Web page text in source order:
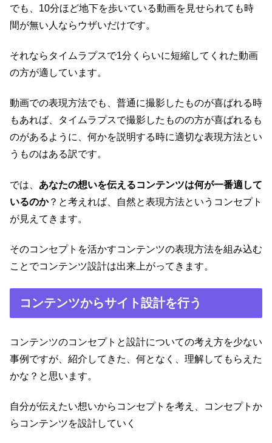
でも、10分ほど地下を歩いている動画を見せられても時
間が無い人ならウザいだけです。
それならタイムラプスで1分くらいに短縮してくれた動画
の方が適しています。
動画での表現方法でも、普通に撮影したものが喜ばれる時
もあれば、タイムラプスで撮影したものの方が喜ばれるも
のがあるように、何かを説明する時に適切な表現方法とい
うものはある訳です。
では、 あなたの想いを伝えるコンテンツは何が一番適して
いるのか？と考えれば、自然と表現方法というコンセプト
が見えてきます。
そのコンセプトを活かすコンテンツの表現方法を組み込む
ことでコンテンツ設計は出来上がってきます。
コンテンツからサイト設計を行う
コンテンツのコンセプトと設計についての考え方を少ない
事例ですが、紹介してきた、何となく、理解してもらえた
かな？と思います。
自分が伝えたい想いからコンセプトを考え、コンセプトか
らコンテンツを設計していく